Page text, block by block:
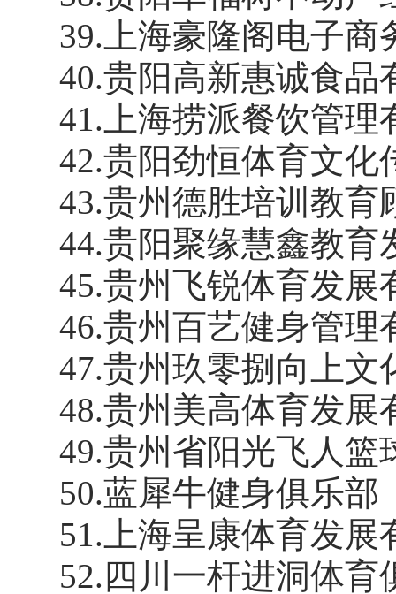
39. 上海豪隆阁电子
40.贵阳高新惠诚食品
41. 上海捞派餐饮管
42.贵阳劲恒体育文化
43.贵州德胜培训教育
44.贵阳聚缘慧鑫教育
45.贵州飞锐体育发展
46.贵州百艺健身管理
47.贵州玖零捌向上文
48.贵州美高体育发展
49.贵州省阳光飞人篮
50.蓝犀牛健身俱乐部
51. 上海呈康体育发展
52. 四川一杆进洞体育